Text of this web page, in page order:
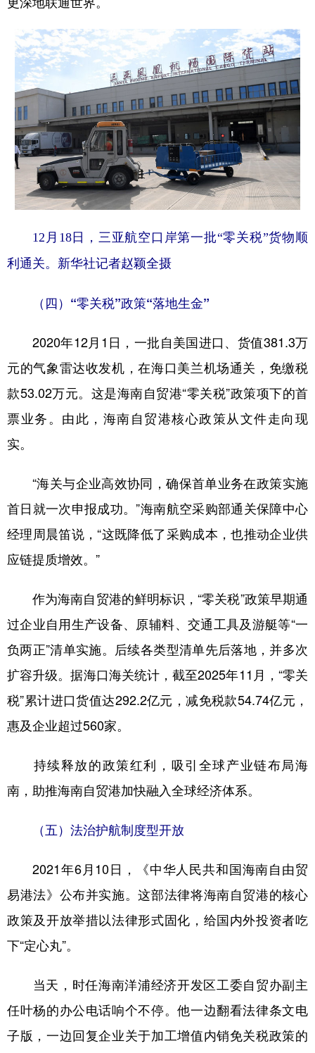
12月18日，三亚航空口岸第一批“零关税”货物顺
利通关。新华社记者赵颖全摄
（四）“零关税”政策“落地生金”
2020年12月1日，一批自美国进口、货值381.3万
元的气象雷达收发机，在海口美兰机场通关，免缴税
款53.02万元。这是海南自贸港“零关税”政策项下的首
票业务。由此，海南自贸港核心政策从文件走向现
实。
“海关与企业高效协同，确保首单业务在政策实施
首日就一次申报成功。”海南航空采购部通关保障中心
经理周晨笛说，“这既降低了采购成本，也推动企业供
应链提质增效。”
作为海南自贸港的鲜明标识，“零关税”政策早期通
过企业自用生产设备、原辅料、交通工具及游艇等“一
负两正”清单实施。后续各类型清单先后落地，并多次
扩容升级。据海口海关统计，截至2025年11月，“零关
税”累计进口货值达292.2亿元，减免税款54.74亿元，
惠及企业超过560家。
持续释放的政策红利，吸引全球产业链布局海
南，助推海南自贸港加快融入全球经济体系。
（五）法治护航制度型开放
2021年6月10日，《中华人民共和国海南自由贸
易港法》公布并实施。这部法律将海南自贸港的核心
政策及开放举措以法律形式固化，给国内外投资者吃
下“定心丸”。
当天，时任海南洋浦经济开发区工委自贸办副主
任叶杨的办公电话响个不停。他一边翻看法律条文电
子版，一边回复企业关于加工增值内销免关税政策的